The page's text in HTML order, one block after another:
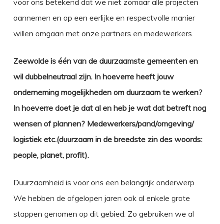
voor ons betekend dat we niet zomaar alle projecten
aannemen en op een eerlijke en respectvolle manier
willen omgaan met onze partners en medewerkers.
Zeewolde is één van de duurzaamste gemeenten en
wil dubbelneutraal zijn. In hoeverre heeft jouw
onderneming mogelijkheden om duurzaam te werken?
In hoeverre doet je dat al en heb je wat dat betreft nog
wensen of plannen? Medewerkers/pand/omgeving/
logistiek etc.(duurzaam in de breedste zin des woords:
people, planet, profit).
Duurzaamheid is voor ons een belangrijk onderwerp.
We hebben de afgelopen jaren ook al enkele grote
stappen genomen op dit gebied. Zo gebruiken we al